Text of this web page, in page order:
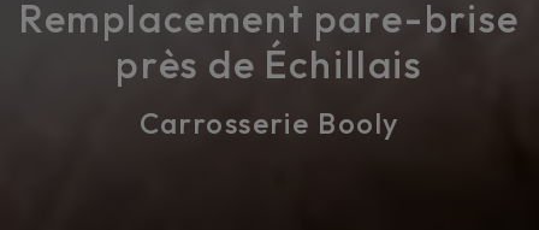
Remplacement pare-brise
près de Échillais
Carrosserie Booly